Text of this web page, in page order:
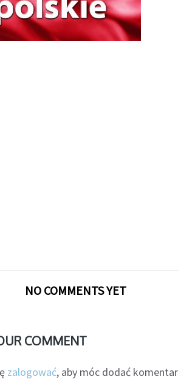
NO COMMENTS YET
COMMENT
zalogować, aby móc dodać